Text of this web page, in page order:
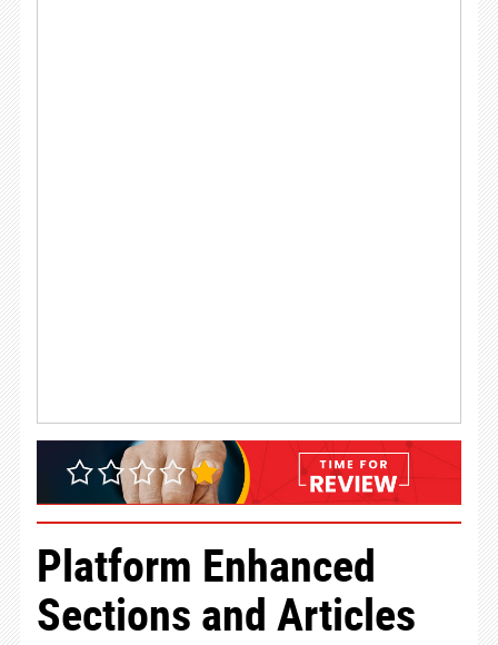
Platform Enhanced
Sections and Articles